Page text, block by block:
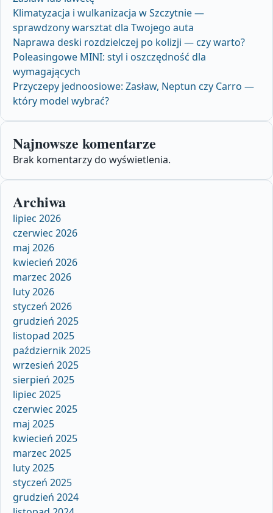
Klimatyzacja i wulkanizacja w Szczytnie —
sprawdzony warsztat dla Twojego auta
Naprawa deski rozdzielczej po kolizji — czy warto?
Poleasingowe MINI: styl i oszczędność dla
wymagających
Przyczepy jednoosiowe: Zasław, Neptun czy Carro —
który model wybrać?
Najnowsze komentarze
Brak komentarzy do wyświetlenia.
Archiwa
lipiec 2026
czerwiec 2026
maj 2026
kwiecień 2026
marzec 2026
luty 2026
styczeń 2026
grudzień 2025
listopad 2025
październik 2025
wrzesień 2025
sierpień 2025
lipiec 2025
czerwiec 2025
maj 2025
kwiecień 2025
marzec 2025
luty 2025
styczeń 2025
grudzień 2024